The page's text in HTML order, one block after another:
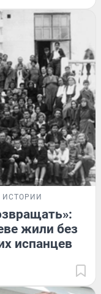
ИСТОРИИ
жили без
испанцев